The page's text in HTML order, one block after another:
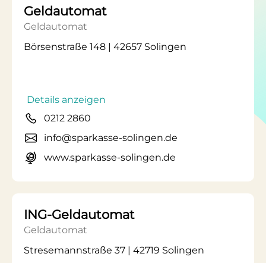
Geldautomat
Geldautomat
Börsenstraße 148 | 42657 Solingen
Details anzeigen
0212 2860
info@sparkasse-solingen.de
www.sparkasse-solingen.de
ING-Geldautomat
Geldautomat
Stresemannstraße 37 | 42719 Solingen